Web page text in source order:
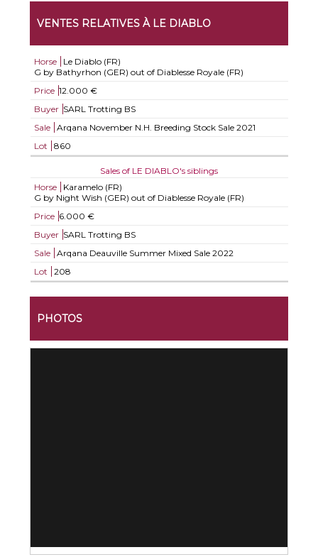
VENTES RELATIVES À LE DIABLO
Horse
Le Diablo (FR)
G by Bathyrhon (GER) out of Diablesse Royale (FR)
Price 12.000 €
Buyer SARL Trotting BS
Sale
Arqana November N.H. Breeding Stock Sale 2021
Lot
860
Sales of LE DIABLO's siblings
Horse
Karamelo (FR)
G by Night Wish (GER) out of Diablesse Royale (FR)
Price 6.000 €
Buyer SARL Trotting BS
Sale
Arqana Deauville Summer Mixed Sale 2022
Lot
208
PHOTOS